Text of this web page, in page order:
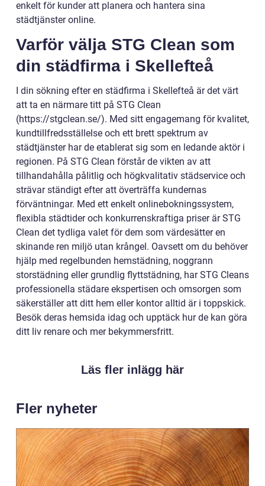
enkelt för kunder att planera och hantera sina
städtjänster online.
Varför välja STG Clean som
din städfirma i Skellefteå
I din sökning efter en städfirma i Skellefteå är det värt
att ta en närmare titt på STG Clean
(https://stgclean.se/). Med sitt engagemang för kvalitet,
kundtillfredsställelse och ett brett spektrum av
städtjänster har de etablerat sig som en ledande aktör i
regionen. På STG Clean förstår de vikten av att
tillhandahålla pålitlig och högkvalitativ städservice och
strävar ständigt efter att överträffa kundernas
förväntningar. Med ett enkelt onlinebokningssystem,
flexibla städtider och konkurrenskraftiga priser är STG
Clean det tydliga valet för dem som värdesätter en
skinande ren miljö utan krångel. Oavsett om du behöver
hjälp med regelbunden hemstädning, noggrann
storstädning eller grundlig flyttstädning, har STG Cleans
professionella städare ekspertisen och omsorgen som
säkerställer att ditt hem eller kontor alltid är i toppskick.
Besök deras hemsida idag och upptäck hur de kan göra
ditt liv renare och mer bekymmersfritt.
Läs fler inlägg här
Fler nyheter